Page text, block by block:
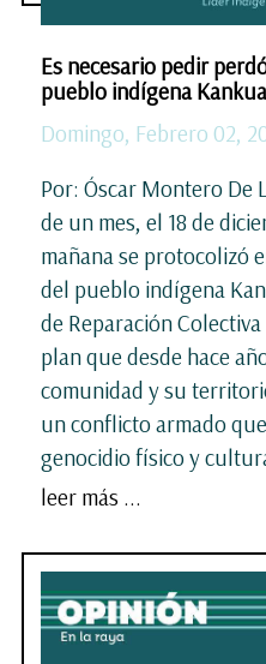
Es necesario pedir
pueblo indígena
Domingo, Febrero 02,
Por: Óscar Montero De
de un mes, el 18 de
mañana se protocolizó
del pueblo indígena
de Reparación
plan que desde hace
comunidad y su
un conflicto armado
genocidio físico y
leer más ...